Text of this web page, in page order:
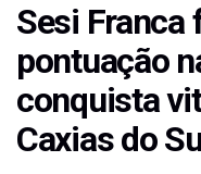
Sesi Franca
pontuação
conquista
Caxias do